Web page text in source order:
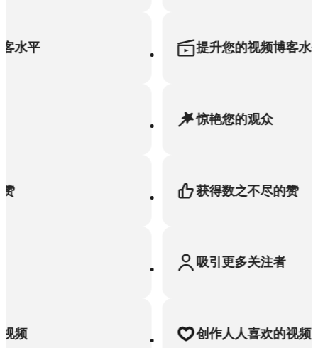
平 提升您的视频博客水平
惊艳您的观众
获得数之不尽的赞
吸引更多关注者
创作人人喜欢的视频